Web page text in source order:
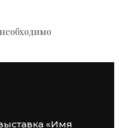
«Имя